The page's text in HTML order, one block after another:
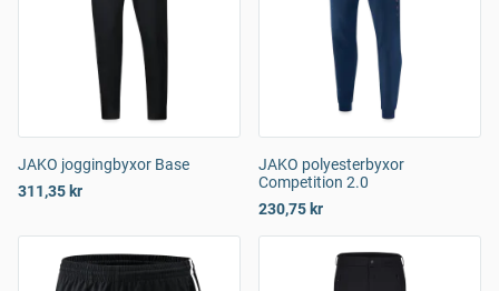
JAKO joggingbyxor Base
311,35 kr
JAKO polyesterbyxor
Competition 2.0
230,75 kr